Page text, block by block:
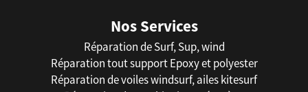
Nos Services
Réparation de Surf, Sup, wind
Réparation tout support Epoxy et polyester
Réparation de voiles windsurf, ailes kitesurf